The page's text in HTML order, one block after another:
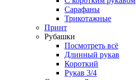
Сарафаны
Трикотажные
Принт
Рубашки
Посмотреть всё
Длинный рукав
Короткий
Рукав 3/4